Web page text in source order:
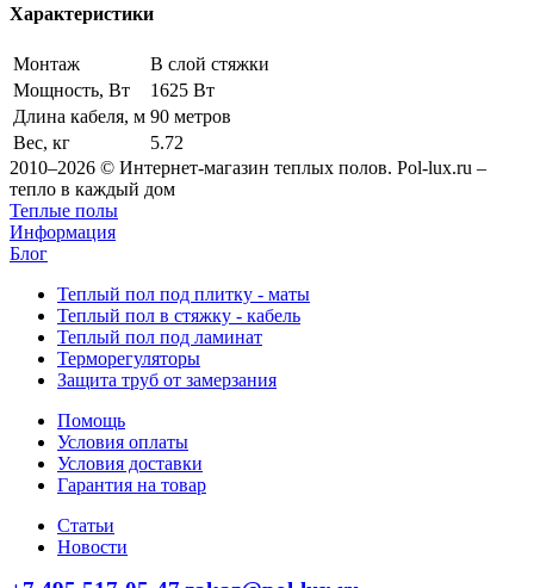
Характеристики
Монтаж
В слой стяжки
Мощность, Вт
1625 Вт
Длина кабеля, м 90 метров
Вес, кг
5.72
2010–2026 © Интернет-магазин теплых полов. Pol-lux.ru –
тепло в каждый дом
Теплые полы
Информация
Блог
Теплый пол под плитку - маты
Теплый пол в стяжку - кабель
Теплый пол под ламинат
Терморегуляторы
Защита труб от замерзания
Помощь
Условия оплаты
Условия доставки
Гарантия на товар
Статьи
Новости